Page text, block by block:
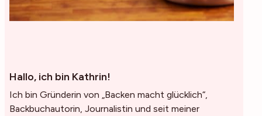
Hallo, ich bin Kathrin!
Ich bin Gründerin von „Backen macht glücklich“,
Backbuchautorin, Journalistin und seit meiner